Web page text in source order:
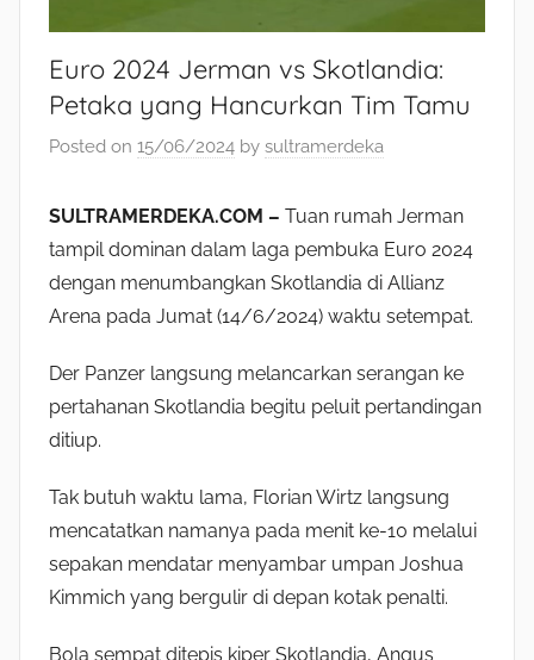
Euro 2024 Jerman vs Skotlandia:
Petaka yang Hancurkan Tim Tamu
Posted on 15/06/2024 by sultramerdeka
SULTRAMERDEKA.COM – Tuan rumah Jerman
tampil dominan dalam laga pembuka Euro 2024
dengan menumbangkan Skotlandia di Allianz
Arena pada Jumat (14/6/2024) waktu setempat.
Der Panzer langsung melancarkan serangan ke
pertahanan Skotlandia begitu peluit pertandingan
ditiup.
Tak butuh waktu lama, Florian Wirtz langsung
mencatatkan namanya pada menit ke-10 melalui
sepakan mendatar menyambar umpan Joshua
Kimmich yang bergulir di depan kotak penalti.
Bola sempat ditepis kiper Skotlandia, Angus